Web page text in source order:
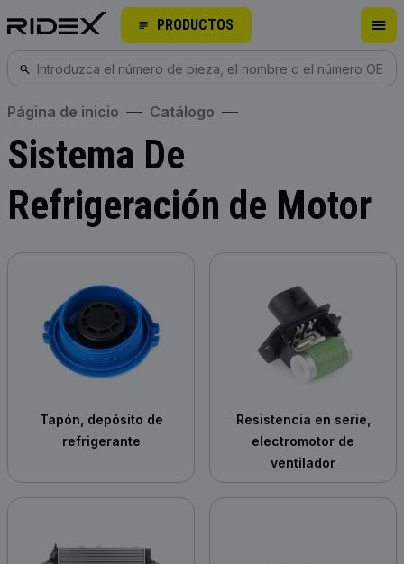
PRODUCTOS
Página de inicio Catálogo
Sistema De
Refrigeración de Motor
Tapón, depósito de
refrigerante
Resistencia en serie,
electromotor de
ventilador